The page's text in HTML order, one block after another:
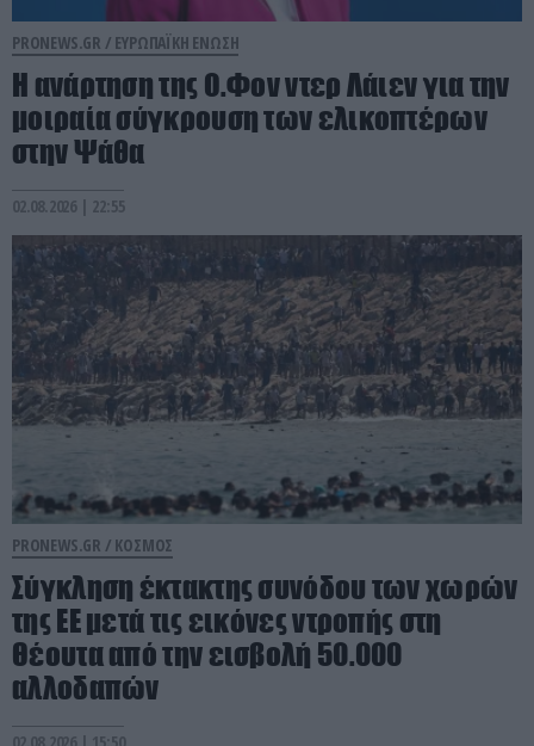
PRONEWS.GR / ΕΥΡΩΠΑΪΚΗ ΕΝΩΣΗ
Η ανάρτηση της Ο.Φον ντερ Λάιεν για την
μοιραία σύγκρουση των ελικοπτέρων
στην Ψάθα
02.08.2026 | 22:55
PRONEWS.GR / ΚΟΣΜΟΣ
Σύγκληση έκτακτης συνόδου των χωρών
της ΕΕ μετά τις εικόνες ντροπής στη
Θέουτα από την εισβολή 50.000
αλλοδαπών
02.08.2026 | 15:50